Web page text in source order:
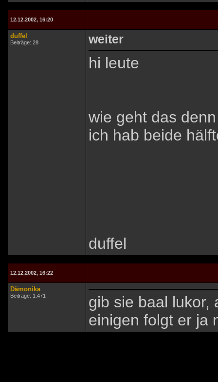
12.12.2002, 16:20
duffel
Beiträge: 28 weiter
hi leute
wie geht das
ich hab beide
duffel
12.12.2002, 16:22
Dämonika
Beiträge: 1.471
gib sie baal lukor,
einigen folgt er ja